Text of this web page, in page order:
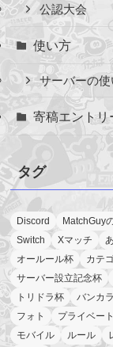
公認大会
使い方
サーバーの使
寄稿エントリ
タグ
Discord MatchGuy
Switch
Xマッチ
オールール杯
カテ
サーバー設立記念杯
トリドラ杯
バンカ
フォト
プライベー
モバイル
ルール